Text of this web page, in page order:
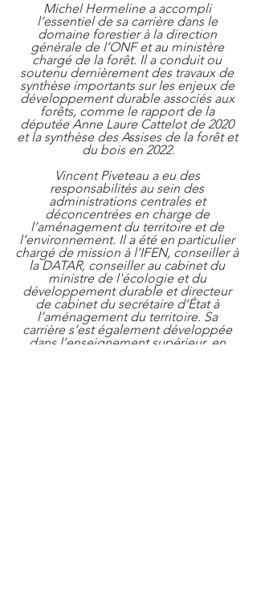
Michel Hermeline a accompli
l’essentiel de sa carrière dans le
domaine forestier à la direction
générale de l’ONF et au ministère
chargé de la forêt. Il a conduit ou
soutenu dernièrement des travaux de
synthèse importants sur les enjeux de
développement durable associés aux
forêts, comme le rapport de la
députée Anne Laure Cattelot de 2020
et la synthèse des Assises de la forêt et
du bois en 2022.
Vincent Piveteau a eu des
responsabilités au sein des
administrations centrales et
déconcentrées en charge de
l’aménagement du territoire et de
l’environnement. Il a été en particulier
chargé de mission à l’IFEN, conseiller à
la DATAR, conseiller au cabinet du
ministre de l'écologie et du
développement durable et directeur
de cabinet du secrétaire d’État à
l’aménagement du territoire. Sa
carrière s’est également développée
dans l’enseignement supérieur, en